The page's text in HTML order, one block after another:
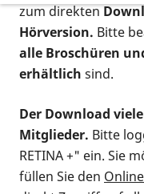
zum direkten
Hörversion. Bitte
alle Broschüren
erhältlich sind.
Der Download
Mitglieder. Bitte
RETINA +" ein. Sie
füllen Sie den